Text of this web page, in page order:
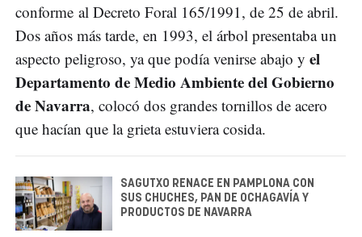
conforme al Decreto Foral 165/1991, de 25 de abril.
Dos años más tarde, en 1993, el árbol presentaba un
aspecto peligroso, ya que podía venirse abajo y el
Departamento de Medio Ambiente del Gobierno
de Navarra, colocó dos grandes tornillos de acero
que hacían que la grieta estuviera cosida.
SAGUTXO RENACE EN PAMPLONA CON
SUS CHUCHES, PAN DE OCHAGAVÍA Y
PRODUCTOS DE NAVARRA